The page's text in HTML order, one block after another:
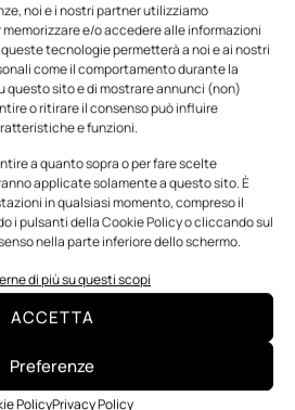
noi e i nostri partner utilizziamo
e/o accedere alle informazioni
tecnologie permetterà a noi e ai nostri
come il comportamento durante la
questo sito e di mostrare annunci (non)
o ritirare il consenso può influire
e funzioni.
a quanto sopra o per fare scelte
applicate solamente a questo sito. È
in qualsiasi momento, compreso il
i pulsanti della Cookie Policy o cliccando sul
nella parte inferiore dello schermo.
di più su questi scopi
ACCETTA
Preferenze
PolicyPrivacy Policy
come potenziali sensori per i